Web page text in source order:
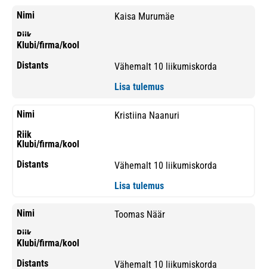
Kaisa Murumäe
Vähemalt 10 liikumiskorda
Lisa tulemus
Kristiina Naanuri
Vähemalt 10 liikumiskorda
Lisa tulemus
Toomas Näär
Vähemalt 10 liikumiskorda